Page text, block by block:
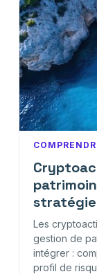
stratégie
Les
gestion de
intégrer :
profil de